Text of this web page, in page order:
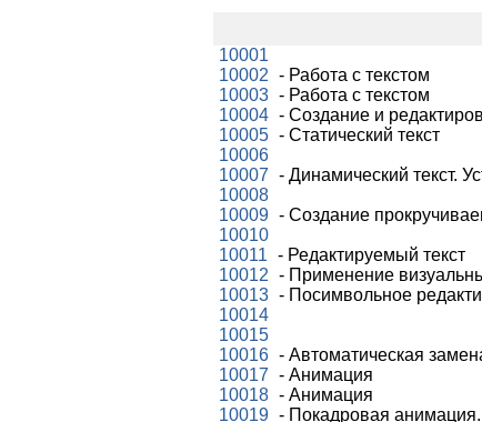
10001
10002 - Работа с текстом
10003 - Работа с текстом
10004 - Создание и
10005 - Статический текст
10006
10007 - Динамический текст.
10008
10009 - Создание
10010
10011 - Редактируемый текст
10012 - Применение
10013 - Посимвольное
10014
10015
10016 - Автоматическая
10017 - Анимация
10018 - Анимация
10019 - Покадровая